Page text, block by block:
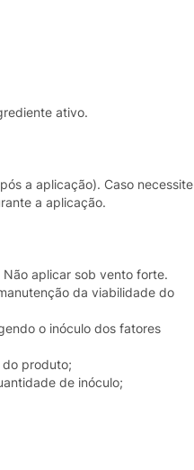
ativo.
a aplicação). Caso necessite
a aplicação.
aplicar sob vento forte.
da viabilidade do
o inóculo dos fatores
do produto;
de inóculo;